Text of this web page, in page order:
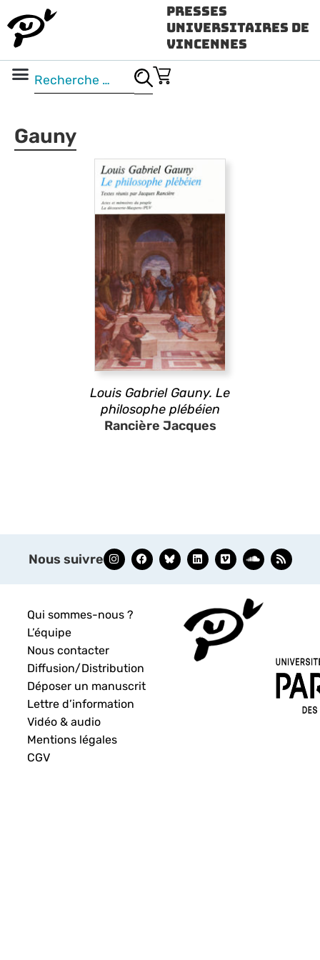
Presses
Universitaires de
Vincennes
Gauny
Louis Gabriel Gauny. Le
philosophe plébéien
Rancière Jacques
Nous suivre
Qui sommes-nous ?
L’équipe
Nous contacter
Diffusion/Distribution
Déposer un manuscrit
Lettre d’information
Vidéo & audio
Mentions légales
CGV